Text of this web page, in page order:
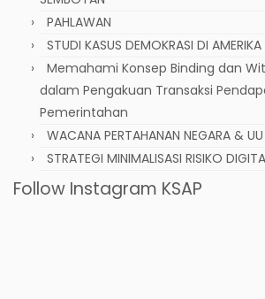
PAHLAWAN
STUDI KASUS DEMOKRASI DI AMERIKA
Memahami Konsep Binding dan
dalam Pengakuan Transaksi
Pemerintahan
WACANA PERTAHANAN NEGARA &
STRATEGI MINIMALISASI RISIKO
Follow Instagram KSAP